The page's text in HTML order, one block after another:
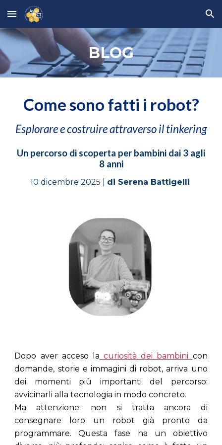
Skip to main content Skip to navigation
BLOG
Come sono fatti i robot?
Esplorare e costruire attraverso il tinkering
Un percorso di scoperta per bambini dai 3 agli
8 anni
10 dicembre 2025 | di Serena Battigelli
Dopo aver acceso la curiosità dei bambini con
domande, storie e immagini di robot, arriva uno
dei momenti più importanti del percorso:
avvicinarli alla tecnologia in modo concreto.
Ma attenzione: non si tratta ancora di
consegnare loro un robot già pronto da
programmare. Questa fase ha un obiettivo